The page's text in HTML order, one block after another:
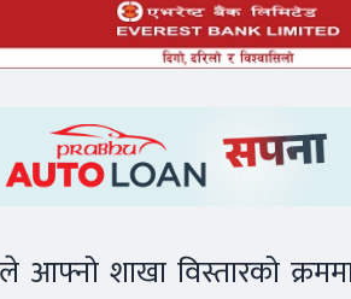
शाखा विस्तारको